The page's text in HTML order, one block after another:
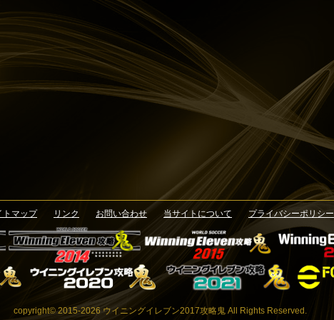
トマップ リンク お問い合わせ 当サイトについて プライバシーポリシー
copyright© 2015-2026 ウイニングイレブン2017攻略鬼 All Rights Reserved.